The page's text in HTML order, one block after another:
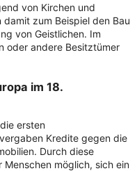
von Kirchen und
zum Beispiel den Bau
von Geistlichen. Im
oder andere Besitztümer
im 18.
ersten
Kredite gegen die
Durch diese
möglich, sich ein